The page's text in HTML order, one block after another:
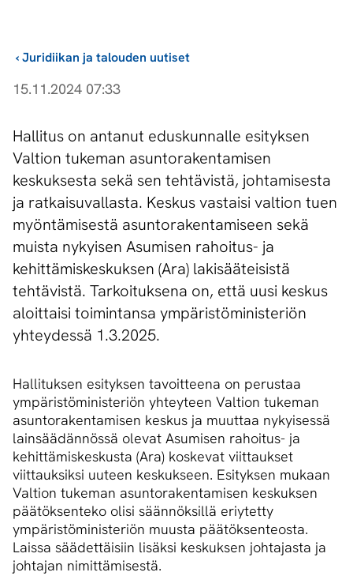
Juridiikan ja talouden uutiset
›
15.11.2024 07:33
Hallitus on antanut eduskunnalle esityksen
Valtion tukeman asuntorakentamisen
keskuksesta sekä sen tehtävistä, johtamisesta
ja ratkaisuvallasta. Keskus vastaisi valtion tuen
myöntämisestä asuntorakentamiseen sekä
muista nykyisen Asumisen rahoitus- ja
kehittämiskeskuksen (Ara) lakisääteisistä
tehtävistä. Tarkoituksena on, että uusi keskus
aloittaisi toimintansa ympäristöministeriön
yhteydessä 1.3.2025.
Hallituksen esityksen tavoitteena on perustaa
ympäristöministeriön yhteyteen Valtion tukeman
asuntorakentamisen keskus ja muuttaa nykyisessä
lainsäädännössä olevat Asumisen rahoitus- ja
kehittämiskeskusta (Ara) koskevat viittaukset
viittauksiksi uuteen keskukseen. Esityksen mukaan
Valtion tukeman asuntorakentamisen keskuksen
päätöksenteko olisi säännöksillä eriytetty
ympäristöministeriön muusta päätöksenteosta.
Laissa säädettäisiin lisäksi keskuksen johtajasta ja
johtajan nimittämisestä.